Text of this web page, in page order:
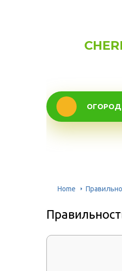
ОГОРОД
Home